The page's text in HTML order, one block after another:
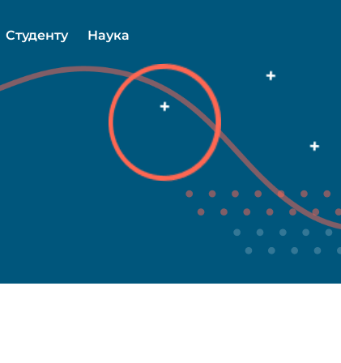
Студенту Наука